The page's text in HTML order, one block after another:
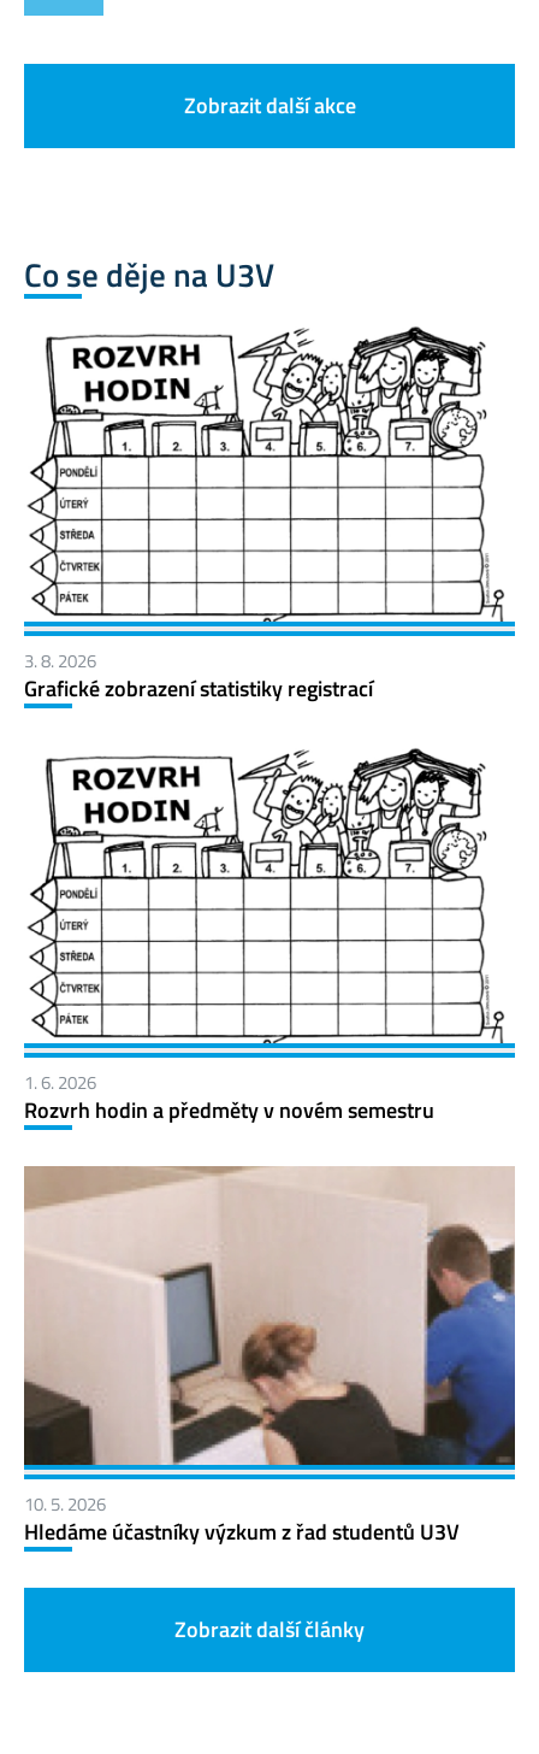
Zobrazit další akce
Co se děje na U3V
3. 8. 2026
Grafické zobrazení statistiky registrací
1. 6. 2026
Rozvrh hodin a předměty v novém semestru
10. 5. 2026
Hledáme účastníky výzkum z řad studentů U3V
Zobrazit další články